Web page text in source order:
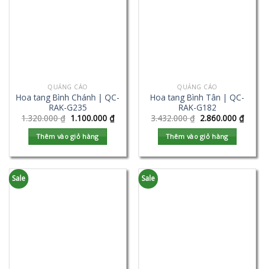
QUẢNG CÁO
Hoa tang Bình Chánh | QC-
RAK-G235
1.320.000₫ 1.100.000 ₫
Thêm vào giỏ hàng
QUẢNG CÁO
Hoa tang Bình Tân | QC-
RAK-G182
3.432.000₫ 2.860.000 ₫
Thêm vào giỏ hàng
Sale Sale